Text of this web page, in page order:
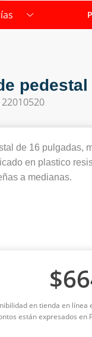
pedestal
22010520
de 16 pulgadas,
en plastico
a medianas.
$
en tienda en
están expresados en